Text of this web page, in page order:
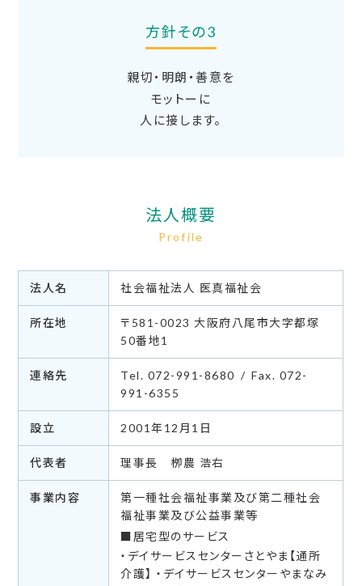
方針その3
親切・明朗・善意を
モットーに
人に接します。
法人概要
Profile
法人名 社会福祉法人 医真福祉会
所在地
〒581-0023 大阪府八尾市大字都塚
50番地1
連絡先 Tel. 072-991-8680
Fax. 072-
991-6355
設立 2001年12月1日
代表者 理事長 栁農 浩右
事業内容
第一種社会福祉事業及び第二種社会
福祉事業及び公益事業等
居宅型のサービス
デイサービスセンターさとやま【通所
介護】
デイサービスセンターやまなみ